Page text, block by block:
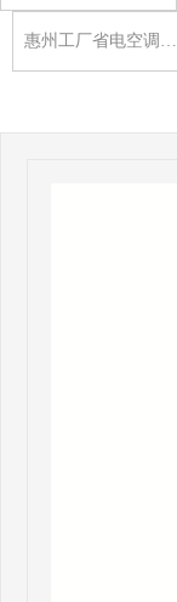
惠州工厂省电空调…